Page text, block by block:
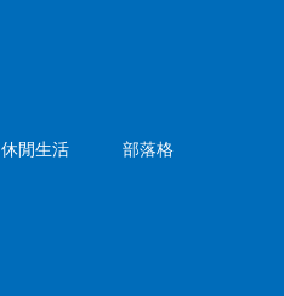
休閒生活 部落格